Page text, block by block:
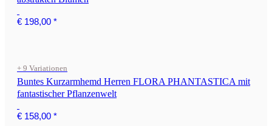
€ 198,00 *
+ 9 Variationen
Buntes Kurzarmhemd Herren FLORA PHANTASTICA mit
fantastischer Pflanzenwelt
€ 158,00 *